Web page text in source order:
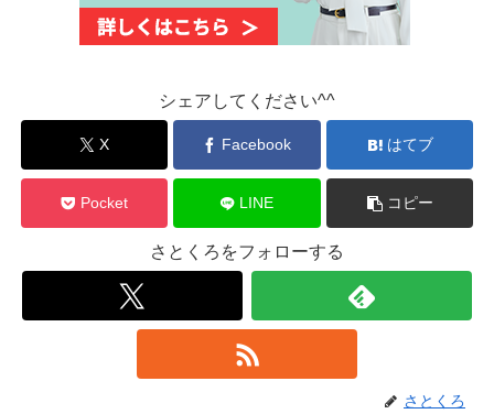
シェアしてください^^
X Facebook はてブ
Pocket LINE コピー
さとくろをフォローする
さとくろ